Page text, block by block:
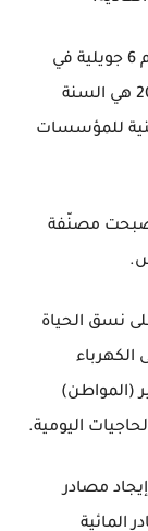
وكشف أنّ درجات الحرارة التي تم تسجيلها يوم 6 جويلية في
العالم كانت الأعلى منذ 125 ألف سنة، وأنّ 2023 هي السنة
للمؤسسات
أصبحت مصنّفة
نسق الحياة
الكهرباء
(المواطن)
اليومية.
مصادر
المائية